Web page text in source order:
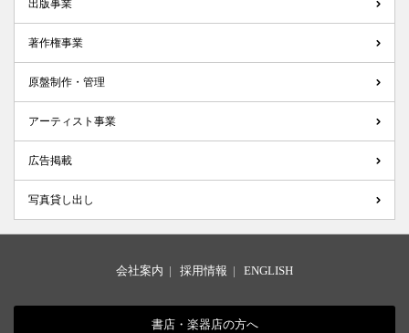
出版事業
著作権事業
原盤制作・管理
アーティスト事業
広告掲載
写真貸し出し
会社案内 | 採用情報 | ENGLISH
書店・楽器店の方へ